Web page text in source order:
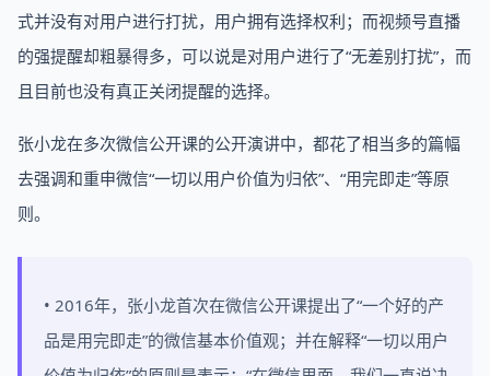
式并没有对用户进行打扰，用户拥有选择权利；而视频号直播
的强提醒却粗暴得多，可以说是对用户进行了“无差别打扰”，而
且目前也没有真正关闭提醒的选择。
张小龙在多次微信公开课的公开演讲中，都花了相当多的篇幅
去强调和重申微信“一切以用户价值为归依”、“用完即走”等原
则。
• 2016年，张小龙首次在微信公开课提出了“一个好的产
品是用完即走”的微信基本价值观；并在解释“一切以用户